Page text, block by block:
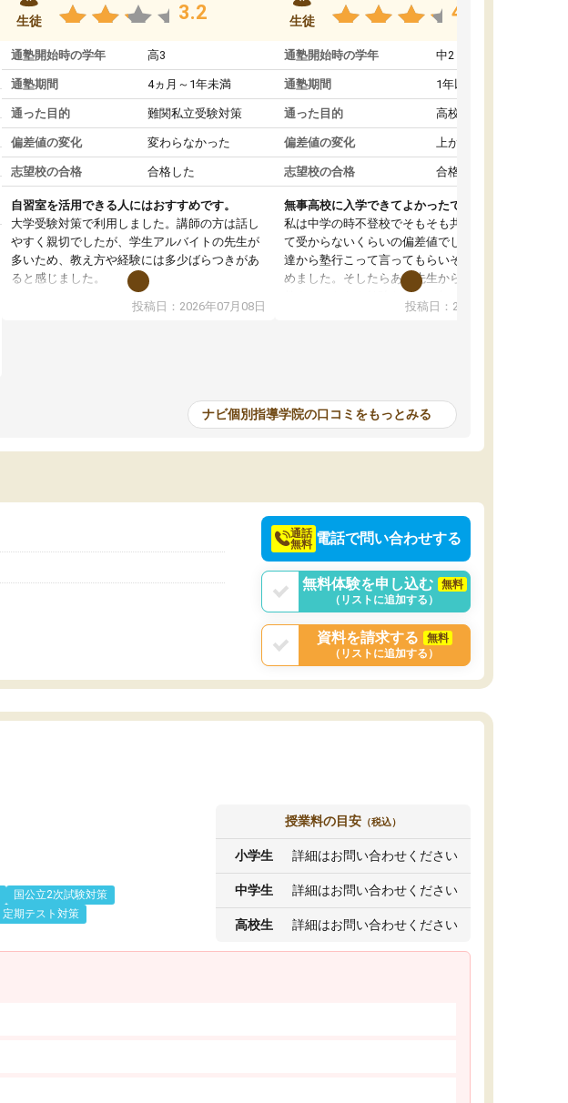
生徒 3.2
通塾開始時の学年 高3
通塾期間 4ヵ月～1年未満
通った目的 難関私立受験対策
偏差値の変化 変わらなかった
志望校の合格 合格した
自習室を活用できる人にはおすすめです。
大学受験対策で利用しました。講師の方は話し
やすく親切でしたが、学生アルバイトの先生が
多いため、教え方や経験には多少ばらつきがあ
ると感じました。
授業はホワイトボードを使って説明してくれる
教室全体としては小学生や中学生の利用者が多
投稿日：2026年07月08日
生徒 4.6
通塾開始時の学年 中2
通塾期間 1年以上
通った目的 高校受験対策
偏差値の変化 上がった
志望校の合格 合格した
無事高校に入学できてよかったです。
私は中学の時不登校でそもそも共学の高校なん
て受からないくらいの偏差値でした。ある日友
達から塾行こって言ってもらいそこから通い始
めました。そしたらある先生から学ぶ楽しさを
教えていただき勉強などして無かったのに自主
室で勉強するくらいハマりました。私の担当の
投稿日：2026年07月01日
ナビ個別指導学院の口コミをもっとみる
通話
無料 電話で問い合わせする
無料体験を申し込む
無料
（リストに追加する）
資料を請求する
無料
（リストに追加する）
国公立2次試験対策
定期テスト対策
授業料の目安 （税込）
小学生 詳細はお問い合わせください
中学生 詳細はお問い合わせください
高校生 詳細はお問い合わせください